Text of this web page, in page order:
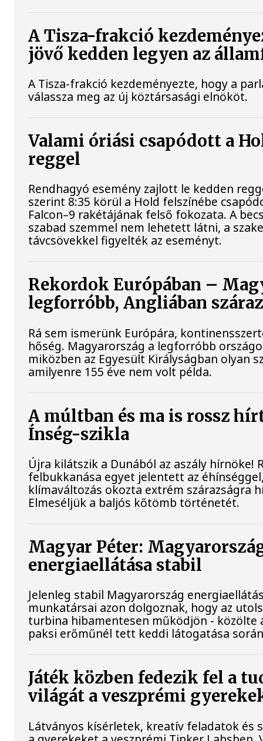
A Tisza-frakció
jövő kedden legyen az
A Tisza-frakció kezdeményezte, hogy a
válassza meg az új köztársasági elnököt.
Valami óriási csapódott a
reggel
Rendhagyó esemény zajlott le kedden
szerint 8:35 körül a Hold felszínébe
Falcon–9 rakétájának felső fokozata. A
szabad szemmel nem lehetett látni, a
távcsövekkel figyelték az eseményt.
Rekordok Európában –
legforróbb, Angliában
Rá sem ismerünk Európára,
hőség. Magyarország a legforróbb
miközben az Egyesült Királyságban olyan
amilyenre 155 éve nem volt példa.
A múltban és ma is rossz
Ínség-szikla
Újra kilátszik a Dunából az aszály hírnöke!
felbukkanása egyet jelentett az
klímaváltozás okozta extrém szárazságra
Elmeséljük a baljós kőtömb történetét.
Magyar Péter:
energiaellátása stabil
Jelenleg stabil Magyarország
munkatársai azon dolgoznak, hogy az
turbina hibamentesen működjön - közölte
paksi erőműnél tett keddi látogatása
Játék közben fedezik fel a
világát a veszprémi
Látványos kísérletek, kreatív feladatok és